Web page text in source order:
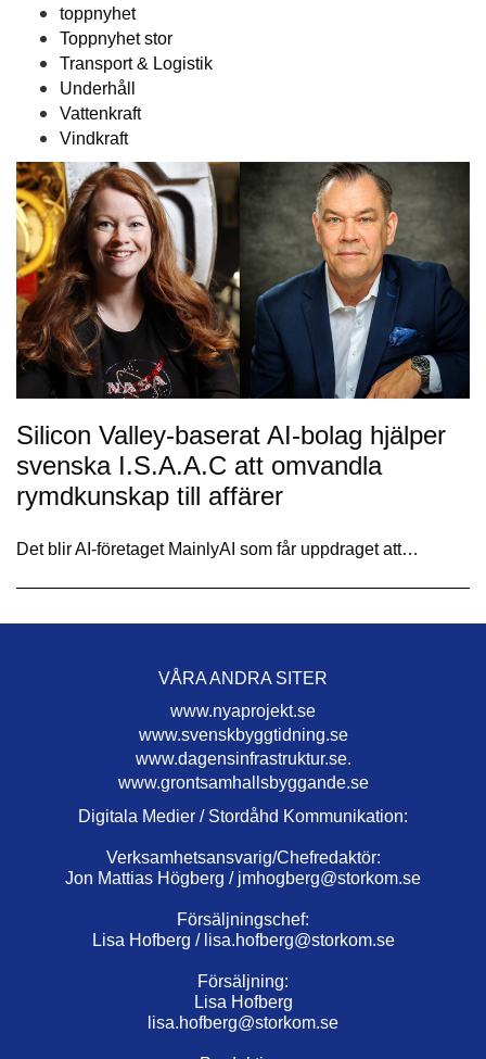
toppnyhet
Toppnyhet stor
Transport & Logistik
Underhåll
Vattenkraft
Vindkraft
Silicon Valley-baserat AI-bolag hjälper
svenska I.S.A.A.C att omvandla
rymdkunskap till affärer
Det blir AI-företaget MainlyAI som får uppdraget att…
VÅRA ANDRA SITER
www.nyaprojekt.se
www.svenskbyggtidning.se
www.dagensinfrastruktur.se.
www.grontsamhallsbyggande.se
Digitala Medier / Stordåhd Kommunikation:
Verksamhetsansvarig/Chefredaktör:
Jon Mattias Högberg / jmhogberg@storkom.se
Försäljningschef:
Lisa Hofberg / lisa.hofberg@storkom.se
Försäljning:
Lisa Hofberg
lisa.hofberg@storkom.se